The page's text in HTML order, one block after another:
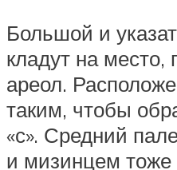
Большой и
кладут на место,
ареол.
таким, чтобы
«с». Средний
и мизинцем